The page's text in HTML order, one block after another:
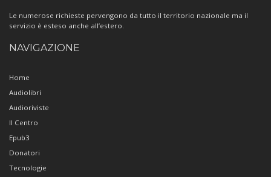
Le numerose richieste pervengono da tutto il territorio nazionale ma il
servizio è esteso anche all’estero.
NAVIGAZIONE
Home
Audiolibri
Audioriviste
Il Centro
Epub3
Donatori
Tecnologie